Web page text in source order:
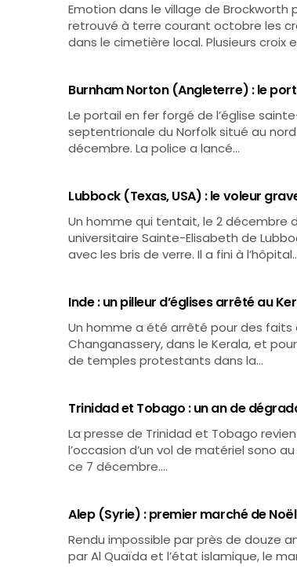
Emotion dans le village de
retrouvé à terre courant octobre les
dans le cimetière local. Plusieurs croix
Burnham Norton (Angleterre) : le
Le portail en fer forgé de l’église
septentrionale du Norfolk situé au
décembre. La police a lancé…
Lubbock (Texas, USA) : le voleur
Un homme qui tentait, le 2 décembre
universitaire Sainte-Elisabeth de
avec les bris de verre. Il a fini à
Inde : un pilleur d’églises arrêté au
Un homme a été arrêté pour des faits
Changanassery, dans le Kerala, et
de temples protestants dans la…
Trinidad et Tobago : un an de
La presse de Trinidad et Tobago
l’occasion d’un vol de matériel sono
ce 7 décembre.…
Alep (Syrie) : premier marché de
Rendu impossible par près de douze
par Al Quaïda et l’état islamique, le